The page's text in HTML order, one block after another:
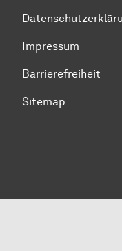
Impressum
Barrierefreiheit
Sitemap